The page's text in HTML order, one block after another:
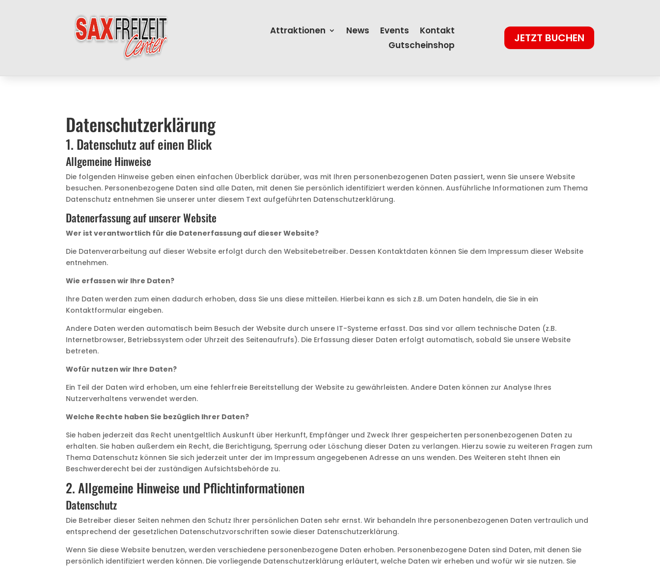
Attraktionen News Events
Kontakt
Gutscheinshop
JETZT BUCHEN
Datenschutzerklärung
1. Datenschutz auf einen Blick
Allgemeine Hinweise
Die folgenden Hinweise geben einen einfachen Überblick darüber, was mit Ihren personenbezogenen Daten passiert, wenn Sie unsere Website
besuchen. Personenbezogene Daten sind alle Daten, mit denen Sie persönlich identifiziert werden können. Ausführliche Informationen zum Thema
Datenschutz entnehmen Sie unserer unter diesem Text aufgeführten Datenschutzerklärung.
Datenerfassung auf unserer Website
Wer ist verantwortlich für die Datenerfassung auf dieser Website?
Die Datenverarbeitung auf dieser Website erfolgt durch den Websitebetreiber. Dessen Kontaktdaten können Sie dem Impressum dieser Website
entnehmen.
Wie erfassen wir Ihre Daten?
Ihre Daten werden zum einen dadurch erhoben, dass Sie uns diese mitteilen. Hierbei kann es sich z.B. um Daten handeln, die Sie in ein
Kontaktformular eingeben.
Andere Daten werden automatisch beim Besuch der Website durch unsere IT-Systeme erfasst. Das sind vor allem technische Daten (z.B.
Internetbrowser, Betriebssystem oder Uhrzeit des Seitenaufrufs). Die Erfassung dieser Daten erfolgt automatisch, sobald Sie unsere Website
betreten.
Wofür nutzen wir Ihre Daten?
Ein Teil der Daten wird erhoben, um eine fehlerfreie Bereitstellung der Website zu gewährleisten. Andere Daten können zur Analyse Ihres
Nutzerverhaltens verwendet werden.
Welche Rechte haben Sie bezüglich Ihrer Daten?
Sie haben jederzeit das Recht unentgeltlich Auskunft über Herkunft, Empfänger und Zweck Ihrer gespeicherten personenbezogenen Daten zu
erhalten. Sie haben außerdem ein Recht, die Berichtigung, Sperrung oder Löschung dieser Daten zu verlangen. Hierzu sowie zu weiteren Fragen zum
Thema Datenschutz können Sie sich jederzeit unter der im Impressum angegebenen Adresse an uns wenden. Des Weiteren steht Ihnen ein
Beschwerderecht bei der zuständigen Aufsichtsbehörde zu.
2. Allgemeine Hinweise und Pflichtinformationen
Datenschutz
Die Betreiber dieser Seiten nehmen den Schutz Ihrer persönlichen Daten sehr ernst. Wir behandeln Ihre personenbezogenen Daten vertraulich und
entsprechend der gesetzlichen Datenschutzvorschriften sowie dieser Datenschutzerklärung.
Wenn Sie diese Website benutzen, werden verschiedene personenbezogene Daten erhoben. Personenbezogene Daten sind Daten, mit denen Sie
persönlich identifiziert werden können. Die vorliegende Datenschutzerklärung erläutert, welche Daten wir erheben und wofür wir sie nutzen. Sie